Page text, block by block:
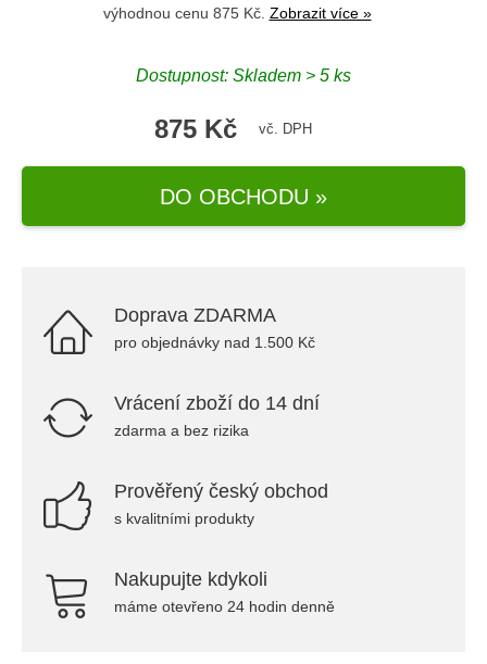
výhodnou cenu 875 Kč. Zobrazit více »
Dostupnost: Skladem > 5 ks
875 Kč vč. DPH
DO OBCHODU »
Doprava ZDARMA
pro objednávky nad 1.500 Kč
Vrácení zboží do 14 dní
zdarma a bez rizika
Prověřený český obchod
s kvalitními produkty
Nakupujte kdykoli
máme otevřeno 24 hodin denně